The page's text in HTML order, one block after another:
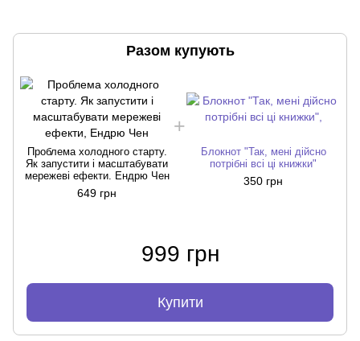
Разом купують
Проблема холодного старту.
Як запустити і масштабувати
мережеві ефекти. Ендрю Чен
649 грн
Блокнот "Так, мені дійсно
потрібні всі ці книжки"
350 грн
999 грн
Купити